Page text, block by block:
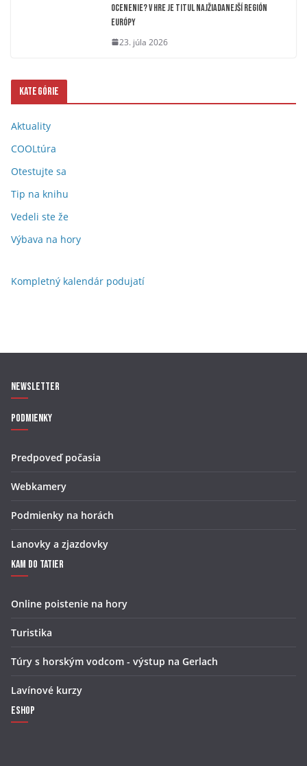
ocenenie? V hre je titul Najžiadanejší región
Európy
23. júla 2026
Kategórie
Aktuality
COOLtúra
Otestujte sa
Tip na knihu
Vedeli ste že
Výbava na hory
Kompletný kalendár podujatí
Newsletter
Podmienky
Predpoveď počasia
Webkamery
Podmienky na horách
Lanovky a zjazdovky
Kam do Tatier
Online poistenie na hory
Turistika
Túry s horským vodcom - výstup na Gerlach
Lavínové kurzy
Eshop